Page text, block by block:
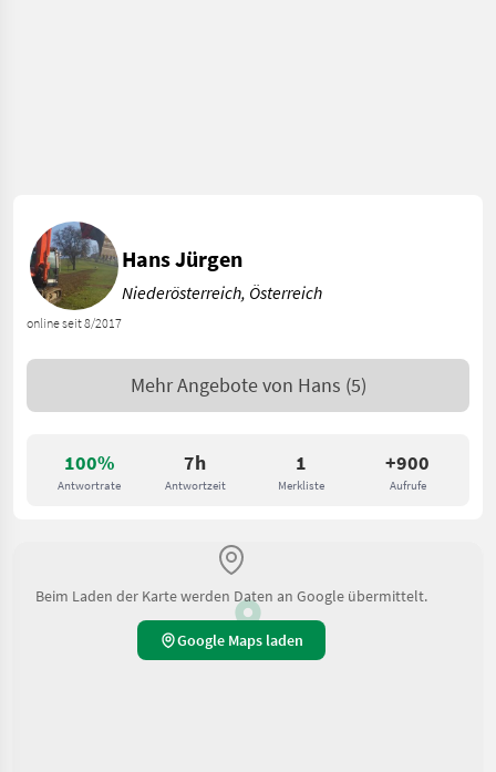
100%
Antwortrate
7h
Antwortzeit
1
Merkliste
+900
Aufrufe
online seit 8/2017
Hans Jürgen
Niederösterreich, Österreich
Mehr Angebote von Hans (5)
Beim Laden der Karte werden Daten an Google übermittelt.
Google Maps laden